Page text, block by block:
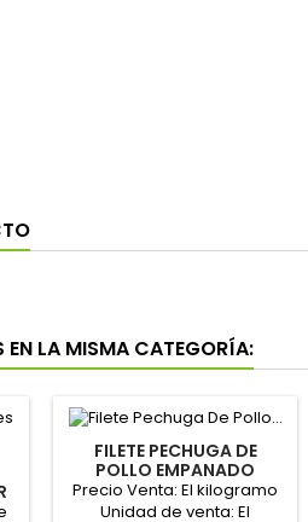
LA MISMA CATEGORÍA:
FILETE PECHUGA DE
POLLO EMPANADO
CONGELADO "CLAVO"
Precio Venta: El kilogramo
Unidad de venta: El